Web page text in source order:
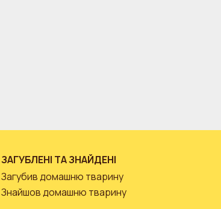
ЗАГУБЛЕНІ ТА ЗНАЙДЕНІ
Загубив домашню тварину
Знайшов домашню тварину